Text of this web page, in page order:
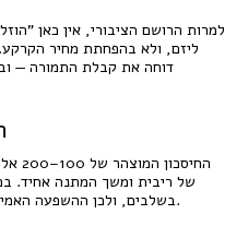
למרות הרושם הציבורי, אין כאן
ליזם, ולא בהפחתת מחיר
דוחה את קבלת התמורה —
של ריבית ומשך המתנה אחיד.
בשלבים, ולכן ההשפעה האמיתית על העלות הכוללת תהיה מזערית.